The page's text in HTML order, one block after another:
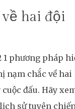
hai đội
1 phương pháp
nạm chắc về hai
đấu. Hãy
sử tuyên